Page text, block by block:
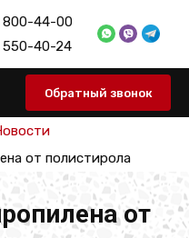
800-44-00
550-40-24
Обратный звонок
от полистирола
от